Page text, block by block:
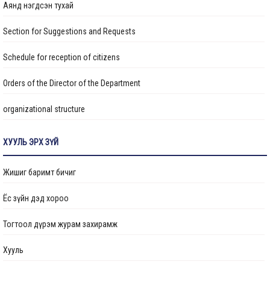
Аянд нэгдсэн тухай
Section for Suggestions and Requests
Schedule for reception of citizens
Orders of the Director of the Department
organizational structure
ХУУЛЬ ЭРХ ЗҮЙ
Жишиг баримт бичиг
Ёс зүйн дэд хороо
Тогтоол дүрэм журам захирамж
Хууль